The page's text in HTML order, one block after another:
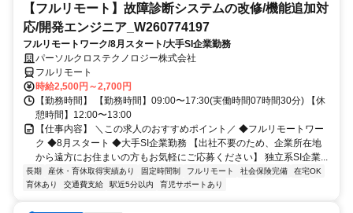
【フルリモート】故障診断システムの改修/機能追加対
応/開発エンジニア_W260774197
フルリモートワーク/8月スタート/大手SI企業勤務
パーソルクロステクノロジー株式会社
フルリモート
時給2,500円～2,700円
【勤務時間】 【勤務時間】09:00〜17:30(実働時間07時間30分) 【休
憩時間】12:00〜13:00
【仕事内容】 ＼この求人のおすすめポイント／ ◆フルリモートワー
ク ◆8月スタート ◆大手SI企業勤務 【出社不要のため、企業所在地
から遠方にお住まいの方もお気軽にご応募ください】 独立系SI企業...
長期 産休・育休取得実績あり 固定時間制 フルリモート 社会保険完備
在宅OK
育休あり
交通費支給 駅近5分以内 育児サポートあり